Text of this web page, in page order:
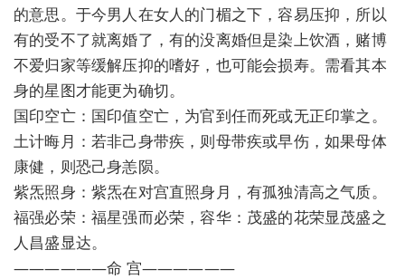
的意思。于今男人在女人的门楣之下，容易压抑，所以
有的受不了就离婚了，有的没离婚但是染上饮酒，赌博
不爱归家等缓解压抑的嗜好，也可能会损寿。需看其本
身的星图才能更为确切。
国印空亡：国印值空亡，为官到任而死或无正印掌之。
土计晦月：若非己身带疾，则母带疾或早伤，如果母体
康健，则恐己身恙陨。
紫炁照身：紫炁在对宫直照身月，有孤独清高之气质。
福强必荣：福星强而必荣，容华：茂盛的花荣显茂盛之
人昌盛显达。
——————命 宫——————